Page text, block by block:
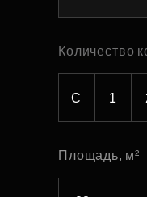
Количество
С 1
Площадь, м²